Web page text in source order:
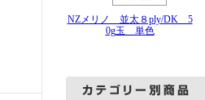
NZメリノ 並太８ply/DK 5
0g玉 単色